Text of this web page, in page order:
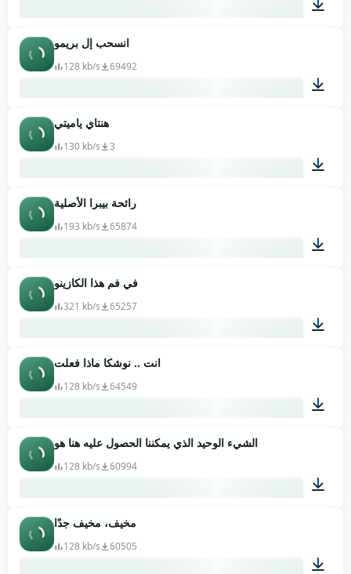
انسحب إل بريمو
128 kb/s 69492
هنتاي ياميتي
130 kb/s 3
رائحة بيبرا الأصلية
193 kb/s 65874
في فم هذا الكازينو
321 kb/s 65257
انت .. نوشكا ماذا فعلت
128 kb/s 64549
الشيء الوحيد الذي يمكننا الحصول عليه هنا هو
128 kb/s 60994
مخيف، مخيف جدًا
128 kb/s 60505